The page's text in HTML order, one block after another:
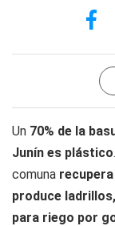
Un 70% de la
Junín es plástico
comuna
produce
para riego por